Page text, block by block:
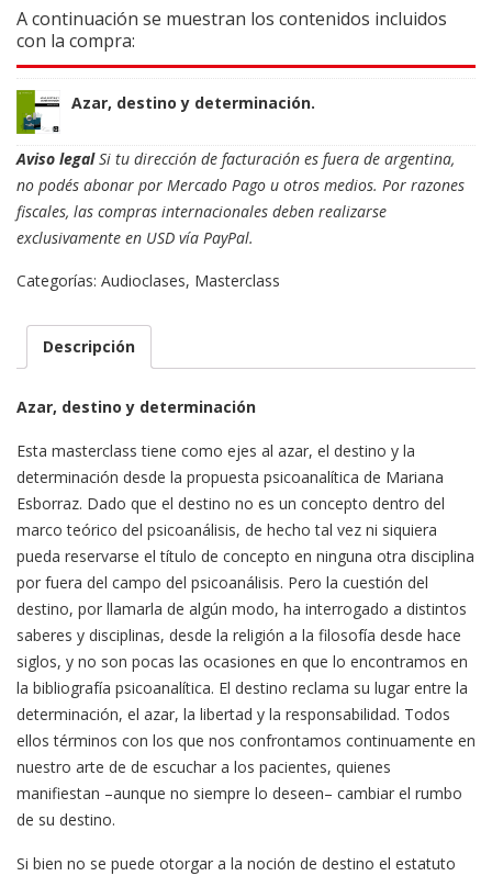
determinación
cantidad
A continuación se muestran los contenidos incluidos
con la compra:
Azar, destino y determinación.
Aviso legal Si tu dirección de facturación es fuera de argentina,
no podés abonar por Mercado Pago u otros medios. Por razones
fiscales, las compras internacionales deben realizarse
exclusivamente en USD vía PayPal.
Categorías: Audioclases, Masterclass
Descripción
Azar, destino y determinación
Esta masterclass tiene como ejes al azar, el destino y la
determinación desde la propuesta psicoanalítica de Mariana
Esborraz. Dado que el destino no es un concepto dentro del
marco teórico del psicoanálisis, de hecho tal vez ni siquiera
pueda reservarse el título de concepto en ninguna otra disciplina
por fuera del campo del psicoanálisis. Pero la cuestión del
destino, por llamarla de algún modo, ha interrogado a distintos
saberes y disciplinas, desde la religión a la filosofía desde hace
siglos, y no son pocas las ocasiones en que lo encontramos en
la bibliografía psicoanalítica. El destino reclama su lugar entre la
determinación, el azar, la libertad y la responsabilidad. Todos
ellos términos con los que nos confrontamos continuamente en
nuestro arte de de escuchar a los pacientes, quienes
manifiestan –aunque no siempre lo deseen– cambiar el rumbo
de su destino.
Si bien no se puede otorgar a la noción de destino el estatuto